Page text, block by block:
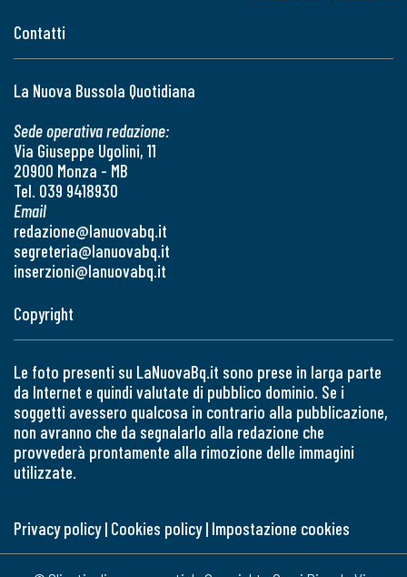
Contatti
La Nuova Bussola Quotidiana
Sede operativa redazione:
Via Giuseppe Ugolini, 11
20900 Monza - MB
Tel. 039 9418930
Email
redazione@lanuovabq.it
segreteria@lanuovabq.it
inserzioni@lanuovabq.it
Copyright
Le foto presenti su LaNuovaBq.it sono prese in larga parte
da Internet e quindi valutate di pubblico dominio. Se i
soggetti avessero qualcosa in contrario alla pubblicazione,
non avranno che da segnalarlo alla redazione che
provvederà prontamente alla rimozione delle immagini
utilizzate.
Privacy policy| Cookies policy| Impostazione cookies